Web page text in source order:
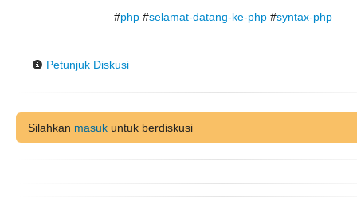
#php #selamat-datang-ke-php #syntax-php
Petunjuk Diskusi
Silahkan masuk untuk berdiskusi